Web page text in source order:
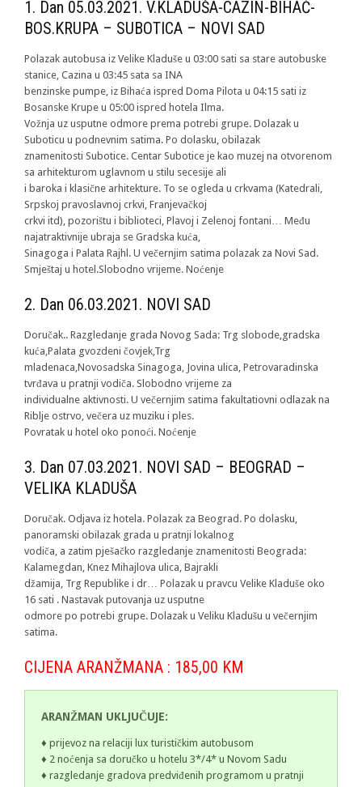
1. Dan 05.03.2021. V.KLADUŠA-CAZIN-BIHAĆ-
BOS.KRUPA – SUBOTICA – NOVI SAD
Polazak autobusa iz Velike Kladuše u 03:00 sati sa stare autobuske
stanice, Cazina u 03:45 sata sa INA
benzinske pumpe, iz Bihaća ispred Doma Pilota u 04:15 sati iz
Bosanske Krupe u 05:00 ispred hotela Ilma.
Vožnja uz usputne odmore prema potrebi grupe. Dolazak u
Suboticu u podnevnim satima. Po dolasku, obilazak
znamenitosti Subotice. Centar Subotice je kao muzej na otvorenom
sa arhitekturom uglavnom u stilu secesije ali
i baroka i klasične arhitekture. To se ogleda u crkvama (Katedrali,
Srpskoj pravoslavnoj crkvi, Franjevačkoj
crkvi itd), pozorištu i biblioteci, Plavoj i Zelenoj fontani… Među
najatraktivnije ubraja se Gradska kuća,
Sinagoga i Palata Rajhl. U večernjim satima polazak za Novi Sad.
Smještaj u hotel.Slobodno vrijeme. Noćenje
2. Dan 06.03.2021. NOVI SAD
Doručak.. Razgledanje grada Novog Sada: Trg slobode,gradska
kuća,Palata gvozdeni čovjek,Trg
mladenaca,Novosadska Sinagoga, Jovina ulica, Petrovaradinska
tvrđava u pratnji vodiča. Slobodno vrijeme za
individualne aktivnosti. U večernjim satima fakultatiovni odlazak na
Riblje ostrvo, večera uz muziku i ples.
Povratak u hotel oko ponoći. Noćenje
3. Dan 07.03.2021. NOVI SAD – BEOGRAD –
VELIKA KLADUŠA
Doručak. Odjava iz hotela. Polazak za Beograd. Po dolasku,
panoramski obilazak grada u pratnji lokalnog
vodiča, a zatim pješačko razgledanje znamenitosti Beograda:
Kalamegdan, Knez Mihajlova ulica, Bajrakli
džamija, Trg Republike i dr… Polazak u pravcu Velike Kladuše oko
16 sati . Nastavak putovanja uz usputne
odmore po potrebi grupe. Dolazak u Veliku Kladušu u večernjim
satima.
CIJENA ARANŽMANA : 185,00 KM
ARANŽMAN UKLJUČUJE:
♦ prijevoz na relaciji lux turističkim autobusom
♦ 2 noćenja sa doručko u hotelu 3*/4* u Novom Sadu
♦ razgledanje gradova predviđenih programom u pratnji